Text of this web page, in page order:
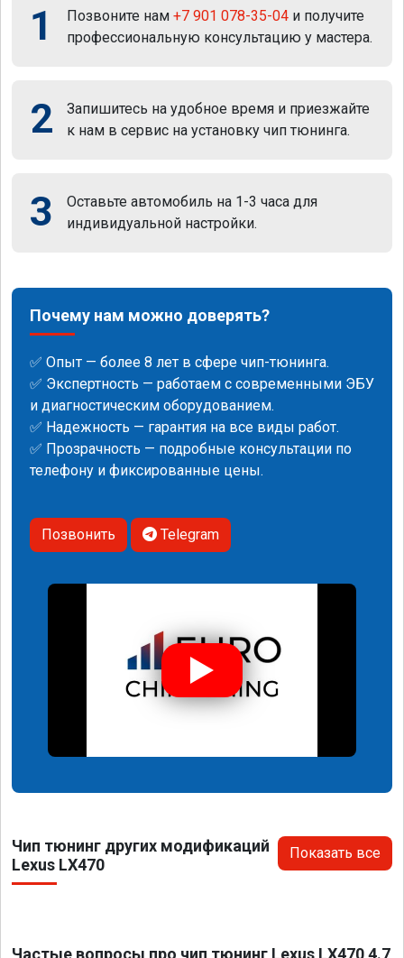
1 Позвоните нам +7 901 078-35-04 и получите
профессиональную консультацию у мастера.
2
Запишитесь на удобное время и приезжайте
к нам в сервис на установку чип тюнинга.
3
Оставьте автомобиль на 1-3 часа для
индивидуальной настройки.
Почему нам можно доверять?
✅ Опыт — более 8 лет в сфере чип-тюнинга.
✅ Экспертность — работаем с современными ЭБУ
и диагностическим оборудованием.
✅ Надежность — гарантия на все виды работ.
✅ Прозрачность — подробные консультации по
телефону и фиксированные цены.
Позвонить Telegram
Чип тюнинг других модификаций
Lexus LX470
Показать все
Частые вопросы про чип тюнинг Lexus LX470 4.7